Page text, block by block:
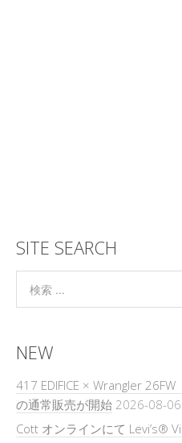
SITE SEARCH
NEW
417 EDIFICE × Wrangler
の通常販売が開始 2026-08-06
Cott オンラインにて Levi’s®